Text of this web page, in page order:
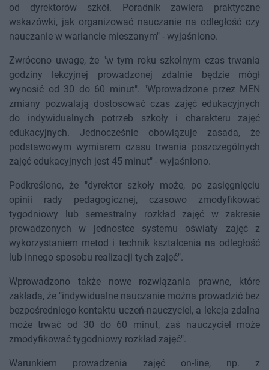
od dyrektorów szkół. Poradnik zawiera praktyczne
wskazówki, jak organizować nauczanie na odległość czy
nauczanie w wariancie mieszanym" - wyjaśniono.
Zwrócono uwagę, że "w tym roku szkolnym czas trwania
godziny lekcyjnej prowadzonej zdalnie będzie mógł
wynosić od 30 do 60 minut". "Wprowadzone przez MEN
zmiany pozwalają dostosować czas zajęć edukacyjnych
do indywidualnych potrzeb szkoły i charakteru zajęć
edukacyjnych. Jednocześnie obowiązuje zasada, że
podstawowym wymiarem czasu trwania poszczególnych
zajęć edukacyjnych jest 45 minut" - wyjaśniono.
Podkreślono, że "dyrektor szkoły może, po zasięgnięciu
opinii rady pedagogicznej, czasowo zmodyfikować
tygodniowy lub semestralny rozkład zajęć w zakresie
prowadzonych w jednostce systemu oświaty zajęć z
wykorzystaniem metod i technik kształcenia na odległość
lub innego sposobu realizacji tych zajęć".
Wprowadzono także nowe rozwiązania prawne, które
zakłada, że "indywidualne nauczanie można prowadzić bez
bezpośredniego kontaktu uczeń-nauczyciel, a lekcja zdalna
może trwać od 30 do 60 minut, zaś nauczyciel może
zmodyfikować tygodniowy rozkład zajęć".
Warunkiem prowadzenia zajęć on-line, np. z